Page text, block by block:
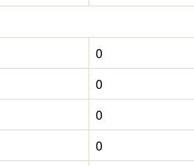
0
0
0
0